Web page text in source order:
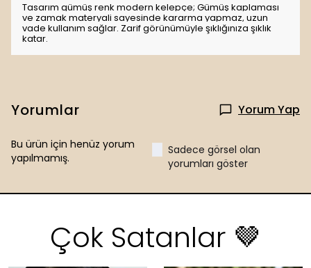
Tasarım gümüş renk modern kelepçe; Gümüş kaplaması
ve zamak materyali sayesinde kararma yapmaz, uzun
vade kullanım sağlar. Zarif görünümüyle şıklığınıza şıklık
katar.
Yorumlar Yorum Yap
Bu ürün için henüz yorum
yapılmamış.
Sadece görsel olan
yorumları göster
Çok Satanlar 🤎